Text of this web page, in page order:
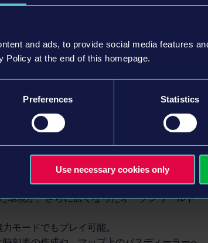
and ads, to provide social media features
Policy at the end of this homepage.
Preferences Statistics
Use necessary cookies only
』向けにリリースされた、すべての有料DLCが
Pack、VDL Bus Pack、USA Skin Pack、Angel
Pack
場
くさんの新タスクなどが含まれる、無料マッ
が40種類も登場します。旧作に登場した人気
MANはもちろんのこと、新たにVolvo、
Blue Birdのバスが公式ライセンスの下、ライン
に加えて、2階建てバスも運転できるように
バスも導入されています！
環境が、さらに広くなったオープンワールド
モードでもプレイ可能。